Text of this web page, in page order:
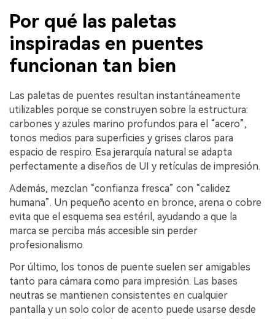
Por qué las paletas
inspiradas en puentes
funcionan tan bien
Las paletas de puentes resultan instantáneamente
utilizables porque se construyen sobre la estructura:
carbones y azules marino profundos para el “acero”,
tonos medios para superficies y grises claros para
espacio de respiro. Esa jerarquía natural se adapta
perfectamente a diseños de UI y retículas de impresión.
Además, mezclan “confianza fresca” con “calidez
humana”. Un pequeño acento en bronce, arena o cobre
evita que el esquema sea estéril, ayudando a que la
marca se perciba más accesible sin perder
profesionalismo.
Por último, los tonos de puente suelen ser amigables
tanto para cámara como para impresión. Las bases
neutras se mantienen consistentes en cualquier
pantalla y un solo color de acento puede usarse desde